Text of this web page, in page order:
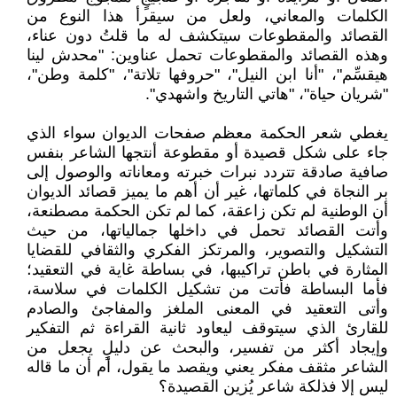
الكلمات والمعاني، ولعل من سيقرأ هذا النوع من
القصائد والمقطوعات سيتكشف له ما قلتُ دون عناء،
وهذه القصائد والمقطوعات تحمل عناوين: "محدش لينا
هيقسِّم"، "أنا ابن النيل"، "حروفها تلاتة"، "كلمة وطن"،
"شريان حياة"، "هاتي التاريخ واشهدي".
يغطي شعر الحكمة معظم صفحات الديوان سواء الذي
جاء على شكل قصيدة أو مقطوعة أنتجها الشاعر بنفس
صافية صادقة تتردد نبرات خبرته ومعاناته والوصول إلى
بر النجاة في كلماتها، غير أن أهم ما يميز قصائد الديوان
أن الوطنية لم تكن زاعقة، كما لم تكن الحكمة مصطنعة،
وأتت القصائد تحمل في داخلها جمالياتها، من حيث
التشكيل والتصوير، والمرتكز الفكري والثقافي للقضايا
المثارة في باطن تراكيبها، في بساطة غاية في التعقيد؛
فأما البساطة فأتت من تشكيل الكلمات في سلاسة،
وأتى التعقيد في المعنى الملغز والمفاجئ والصادم
للقارئ الذي سيتوقف ليعاود ثانية القراءة ثم التفكير
وإيجاد أكثر من تفسير، والبحث عن دليلٍ يجعل من
الشاعر مثقف مفكر يعني ويقصد ما يقول، أم أن ما قاله
ليس إلا فذلكة شاعر يُزين القصيدة؟